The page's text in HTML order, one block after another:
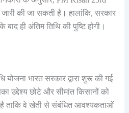
की जा सकती है। हालांकि, सरकार
ही अंतिम तिथि की पुष्टि होगी।
योजना भारत सरकार द्वारा शुरू की गई
उद्देश्य छोटे और सीमांत किसानों को
है ताकि वे खेती से संबंधित आवश्यकताओं